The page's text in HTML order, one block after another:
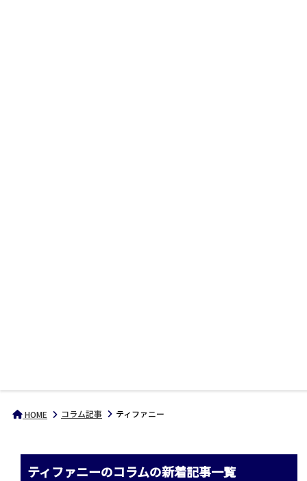
HOME コラム記事 ティファニー
ティファニーのコラムの新着記事一覧